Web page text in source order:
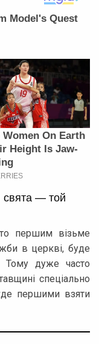
свята — той
першим візьме
в церкві, буде
Тому дуже часто
спеціально
першими взяти